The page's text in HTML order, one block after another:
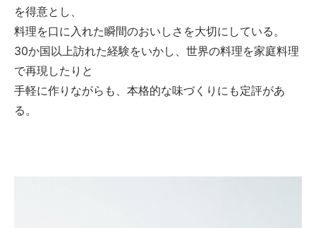
を得意とし、
料理を口に入れた瞬間のおいしさを大切にしている。
30か国以上訪れた経験をいかし、世界の料理を家庭料理
で再現したりと
手軽に作りながらも、本格的な味づくりにも定評があ
る。